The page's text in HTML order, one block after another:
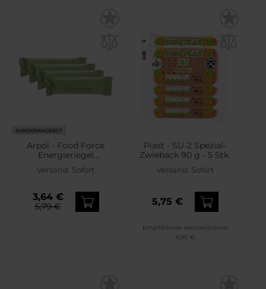
SONDERANGEBOT
Arpol - Food Force
Energieriegel
Salzkaramell 50 g - 4
Stück
Versand: Sofort
3,64 €
5,79 €
Piast - SU-2 Spezial-
Zwieback 90 g - 5 Stk.
Versand: Sofort
5,75 €
Empfohlener Herstellerpreis
6,90 €